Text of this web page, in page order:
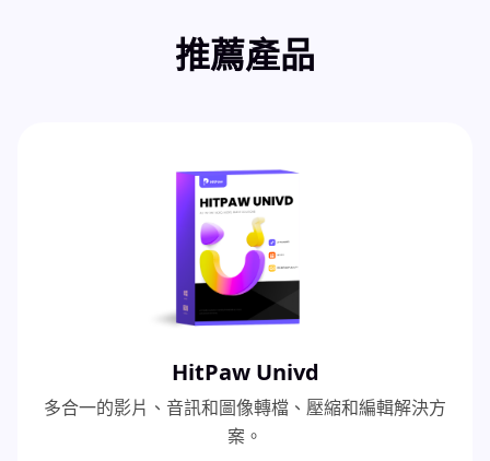
推薦產品
HitPaw Univd
多合一的影片、音訊和圖像轉檔、壓縮和編輯解決方
案。